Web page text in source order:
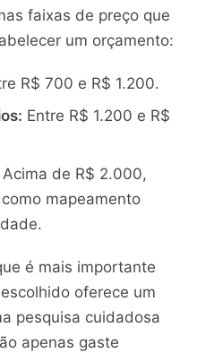
faixas de preço que
um orçamento:
R$ 700 e R$ 1.200.
Entre R$ 1.200 e R$
Acima de R$ 2.000,
mapeamento
é mais importante
oferece um
pesquisa cuidadosa
apenas gaste